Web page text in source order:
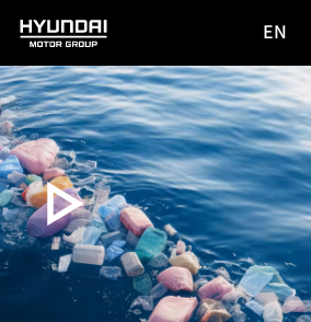
HYUNDAI
MOTOR
GROUP
사이
이동
EN